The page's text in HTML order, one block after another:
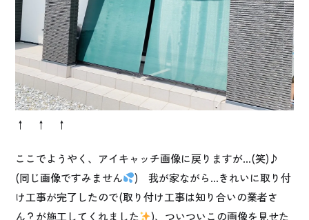
↑ ↑ ↑
ここでようやく、アイキャッチ画像に戻りますが…(笑)♪
(同じ画像ですみません
) 我が家ながら…きれいに取り付
け工事が完了したので(取り付け工事は知り合いの業者さ
ん？が施工してくれました
)、ついついこの画像を見せた